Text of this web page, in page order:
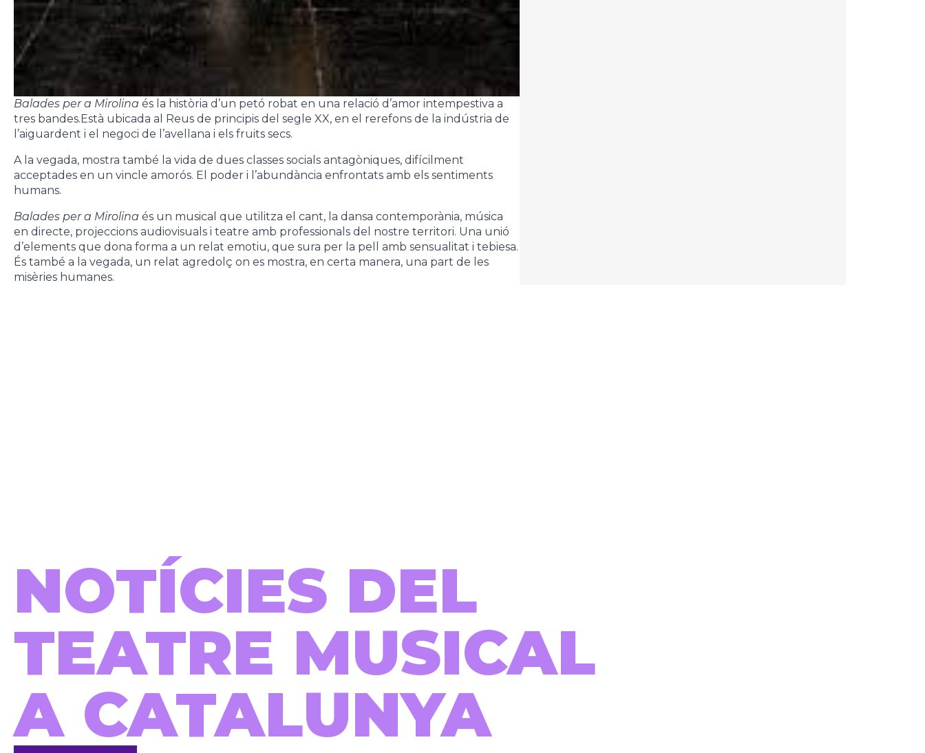
Balades per a Mirolina és la història d’un petó robat en una relació d’amor intempestiva a
tres bandes.Està ubicada al Reus de principis del segle XX, en el rerefons de la indústria de
l’aiguardent i el negoci de l’avellana i els fruits secs.
A la vegada, mostra també la vida de dues classes socials antagòniques, difícilment
acceptades en un vincle amorós. El poder i l’abundància enfrontats amb els sentiments
humans.
Balades per a Mirolina és un musical que utilitza el cant, la dansa contemporània, música
en directe, projeccions audiovisuals i teatre amb professionals del nostre territori. Una unió
d’elements que dona forma a un relat emotiu, que sura per la pell amb sensualitat i tebiesa.
És també a la vegada, un relat agredolç on es mostra, en certa manera, una part de les
misèries humanes.
NOTÍCIES DEL
TEATRE MUSICAL
A CATALUNYA